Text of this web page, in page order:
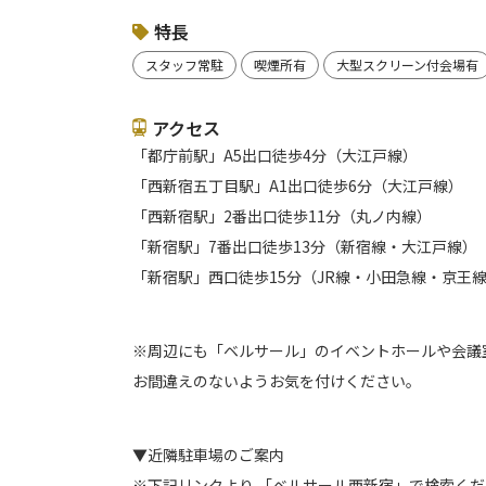
特長
スタッフ常駐 喫煙所有 大型スクリーン付会場有
アクセス
「都庁前駅」A5出口徒歩4分（大江戸線）
「西新宿五丁目駅」A1出口徒歩6分（大江戸線）
「西新宿駅」2番出口徒歩11分（丸ノ内線）
「新宿駅」7番出口徒歩13分（新宿線・大江戸線）
「新宿駅」西口徒歩15分（JR線・小田急線・京王線
※周辺にも「ベルサール」のイベントホールや会議
お間違えのないようお気を付けください。
▼近隣駐車場のご案内